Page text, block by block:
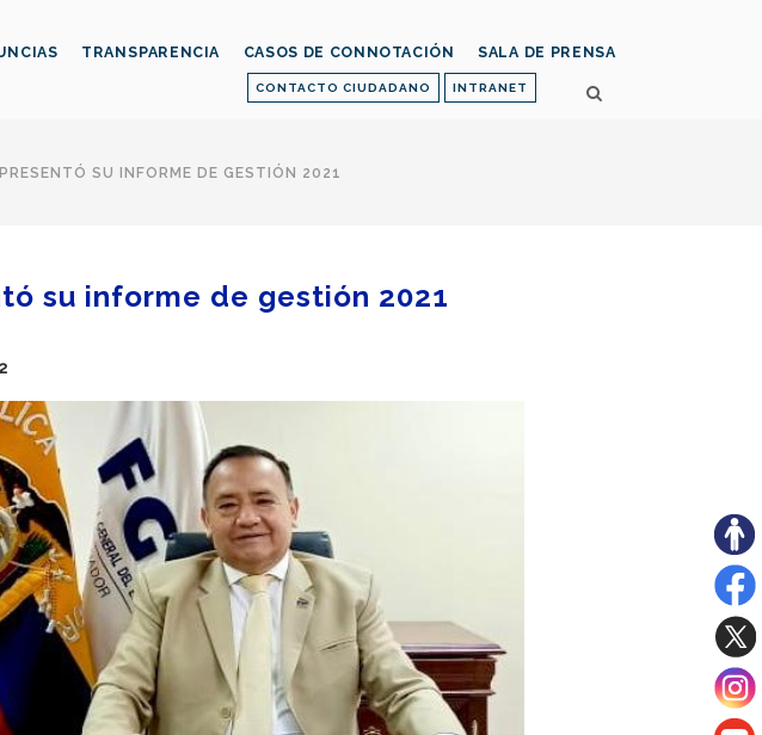
CONTACTO CIUDADANO INTRANET
TRANSPARENCIA CASOS DE CONNOTACIÓN SALA DE PRENSA
SU INFORME DE GESTIÓN 2021
su informe de gestión 2021